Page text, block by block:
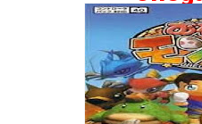
Yuke Yuke!! Trouble Makers